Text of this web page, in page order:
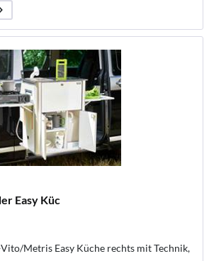
Easy Küc
Metris Easy Küche rechts mit Technik,